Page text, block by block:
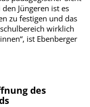
Jüngeren ist es
zu festigen und das
wirklich
ist Ebenberger
des